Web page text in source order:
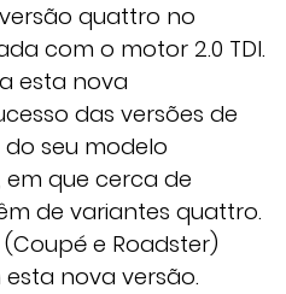
quattro no
com o motor 2.0 TDI.
esta nova
das versões de
seu modelo
que cerca de
de variantes quattro.
e Roadster)
nova versão.